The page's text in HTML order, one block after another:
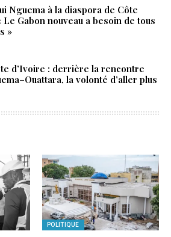
Nguema à la diaspora de Côte
Le Gabon nouveau a besoin de tous
»
d’Ivoire : derrière la rencontre
la volonté d’aller plus
POLITIQUE